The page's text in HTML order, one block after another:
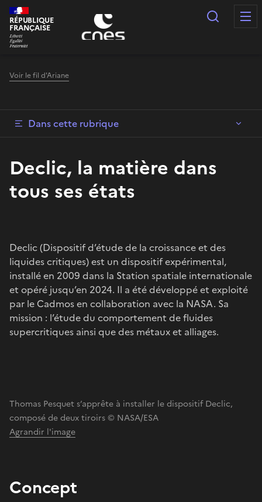
Panneau de gestion des cookies
RÉPUBLIQUE
FRANÇAISE
Voir le fil d'Ariane
Dans cette rubrique
Declic, la matière dans
tous ses états
Declic (Dispositif d’étude de la croissance et des
liquides critiques) est un dispositif expérimental,
installé en 2009 dans la Station spatiale internationale
et opéré jusqu’en 2024. Il a été développé et exploité
par le Cadmos en collaboration avec la NASA. Sa
mission : l’étude du comportement de fluides
supercritiques ainsi que des métaux et alliages.
Thomas Pesquet s’apprête à installer le dispositif Declic,
composé de deux tiroirs © NASA/ESA
Agrandir l'image
Concept